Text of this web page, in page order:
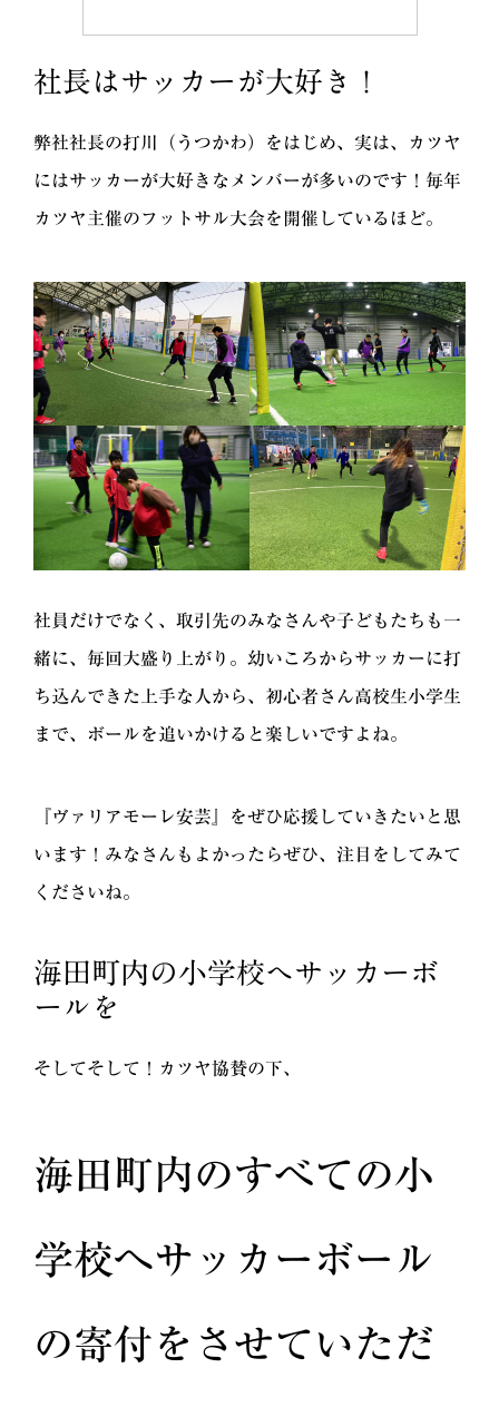
社長はサッカーが大好き！
弊社社長の打川（うつかわ）をはじめ、実は、カツヤ
にはサッカーが大好きなメンバーが多いのです！毎年
カツヤ主催のフットサル大会を開催しているほど。
社員だけでなく、取引先のみなさんや子どもたちも一
緒に、毎回大盛り上がり。幼いころからサッカーに打
ち込んできた上手な人から、初心者さん高校生小学生
まで、ボールを追いかけると楽しいですよね。
『ヴァリアモーレ安芸』をぜひ応援していきたいと思
います！みなさんもよかったらぜひ、注目をしてみて
くださいね。
海田町内の小学校へサッカーボ
ールを
そしてそして！カツヤ協賛の下、
海田町内のすべての小
学校へサッカーボール
の寄付をさせていただ